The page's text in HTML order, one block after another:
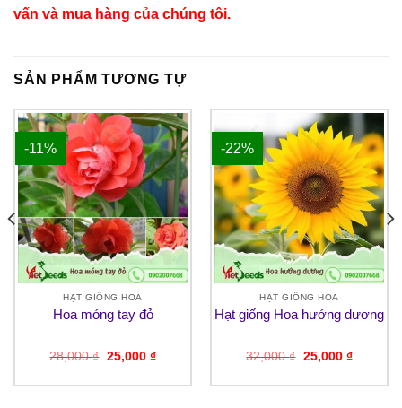
vấn và mua hàng của chúng tôi.
SẢN PHẨM TƯƠNG TỰ
-11%
HẠT GIỐNG HOA
Hoa móng tay đỏ
28,000₫ Giá
28,000 ₫.
25,000 ₫Giá
là:
-22%
HẠT GIỐNG HOA
Hạt giống Hoa hướng dương
32,000₫ Giá
32,000 ₫.
25,000 ₫Giá
là: